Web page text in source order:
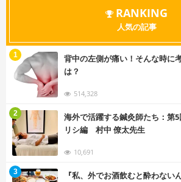
RANKING
人気の記事
背中の左側が痛い！そんな時に
は？
514,328
1
海外で活躍する鍼灸師たち：
リシ編 村中 僚太先生
10,691
2
『私、外でお酒飲むと酔わない
3